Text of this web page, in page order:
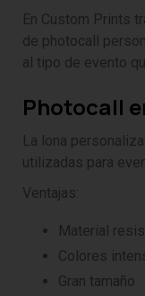
En Custom Prints
de photocall
al tipo de evento
Photocall
La lona
utilizadas para
Ventajas:
Material
Colores
Gran tamaño